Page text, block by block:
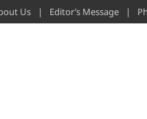
Us Editor’s Message